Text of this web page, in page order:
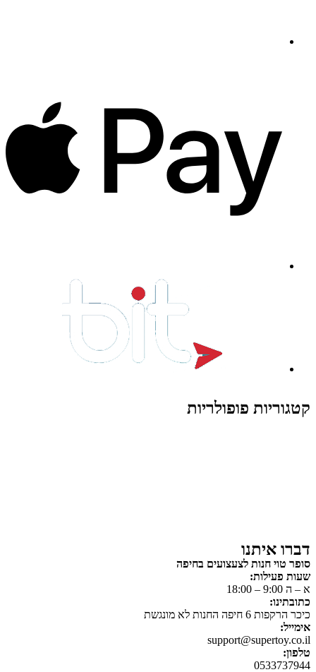
קטגוריות פופולריות
דברו איתנו
סופר טוי חנות לצעצועים בחיפה
שעות פעילות:
א – ה 9:00 – 18:00
כתובתינו:
כיכר הרקפות 6 חיפה החנות לא מונגשת
אימייל:
support@supertoy.co.il
טלפון:
0533737944